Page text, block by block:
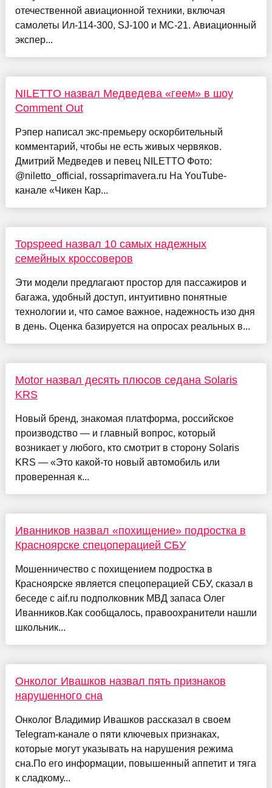
отечественной авиационной техники, включая
самолеты Ил-114-300, SJ-100 и МС-21. Авиационный
экспер...
NILETTO назвал Медведева «геем» в шоу
Comment Out
Рэпер написал экс-премьеру оскорбительный
комментарий, чтобы не есть живых червяков.
Дмитрий Медведев и певец NILETTO Фото:
@niletto_official, rossaprimavera.ru На YouTube-
канале «Чикен Кар...
Topspeed назвал 10 самых надежных
семейных кроссоверов
Эти модели предлагают простор для пассажиров и
багажа, удобный доступ, интуитивно понятные
технологии и, что самое важное, надежность изо дня
в день. Оценка базируется на опросах реальных в...
Motor назвал десять плюсов седана Solaris
KRS
Новый бренд, знакомая платформа, российское
производство — и главный вопрос, который
возникает у любого, кто смотрит в сторону Solaris
KRS — «Это какой-то новый автомобиль или
проверенная к...
Иванников назвал «похищение» подростка в
Красноярске спецоперацией СБУ
Мошенничество с похищением подростка в
Красноярске является спецоперацией СБУ, сказал в
беседе с aif.ru подполковник МВД запаса Олег
Иванников.Как сообщалось, правоохранители нашли
школьник...
Онколог Ивашков назвал пять признаков
нарушенного сна
Онколог Владимир Ивашков рассказал в своем
Telegram-канале о пяти ключевых признаках,
которые могут указывать на нарушения режима
сна.По его информации, повышенный аппетит и тяга
к сладкому...